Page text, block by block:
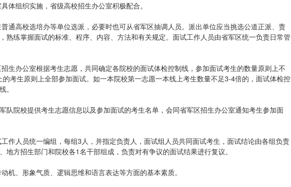
体组织实施，省级高校招生办公室积极配合。
通高校选培办等单位选派，必要时也可从省军区抽调人员。派出单位应当挑选公道正派、责
熟练掌握面试的标准、程序、内容、方法和有关规定。面试工作人员由省军区统一负责日常管
生办公室根据考生志愿，共同确定各院校的面试体检控制线，参加面试考生的数量原则上不
考生原则上全部参加面试。如一本院校第一志愿一本线上考生数量不足3-4倍的，面试体检控
。
队院校提供考生志愿信息以及参加面试的考生名单，会同省军区招生办公室通知考生参加面
作人员统一编组，每组3人，并指定负责人，面试组人员共同面试考生，面试结论由各组负责
地方招生部门和院校各1名干部组成，负责对有争议的面试结果进行复议。
机、形象气质、逻辑思维和语言表达等方面的基本素质。